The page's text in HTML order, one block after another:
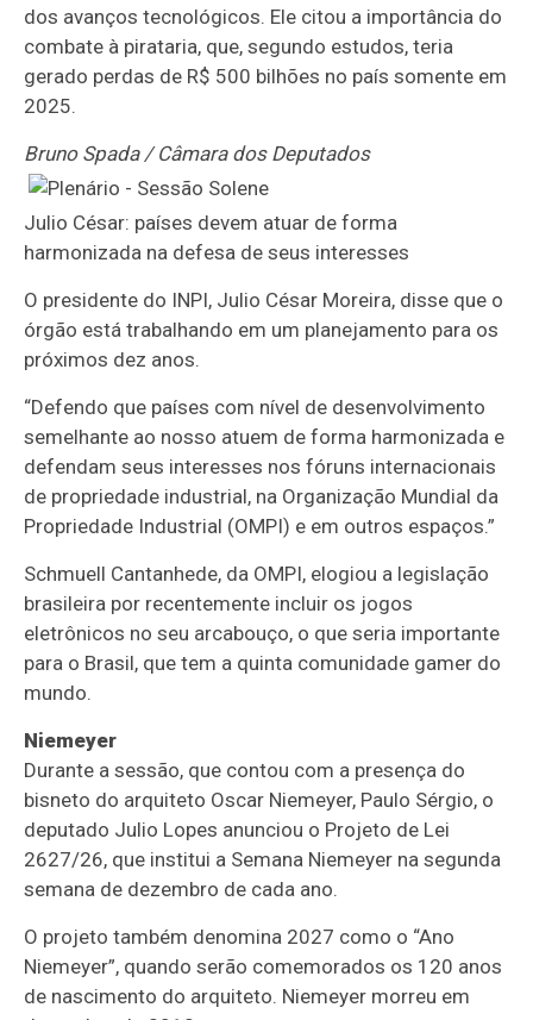
dos avanços tecnológicos. Ele citou a importância do
combate à pirataria, que, segundo estudos, teria
gerado perdas de R$ 500 bilhões no país somente em
2025.
Bruno Spada / Câmara dos Deputados
Julio César: países devem atuar de forma
harmonizada na defesa de seus interesses
O presidente do INPI, Julio César Moreira, disse que o
órgão está trabalhando em um planejamento para os
próximos dez anos.
“Defendo que países com nível de desenvolvimento
semelhante ao nosso atuem de forma harmonizada e
defendam seus interesses nos fóruns internacionais
de propriedade industrial, na Organização Mundial da
Propriedade Industrial (OMPI) e em outros espaços.”
Schmuell Cantanhede, da OMPI, elogiou a legislação
brasileira por recentemente incluir os jogos
eletrônicos no seu arcabouço, o que seria importante
para o Brasil, que tem a quinta comunidade gamer do
mundo.
Niemeyer
Durante a sessão, que contou com a presença do
bisneto do arquiteto Oscar Niemeyer, Paulo Sérgio, o
deputado Julio Lopes anunciou o Projeto de Lei
2627/26, que institui a Semana Niemeyer na segunda
semana de dezembro de cada ano.
O projeto também denomina 2027 como o “Ano
Niemeyer”, quando serão comemorados os 120 anos
de nascimento do arquiteto. Niemeyer morreu em